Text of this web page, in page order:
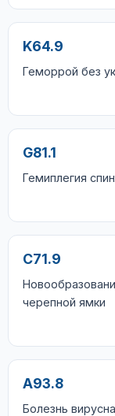
K64.9
Геморрой без
G81.1
Гемиплегия
C71.9
черепной ямки
A93.8
Болезнь